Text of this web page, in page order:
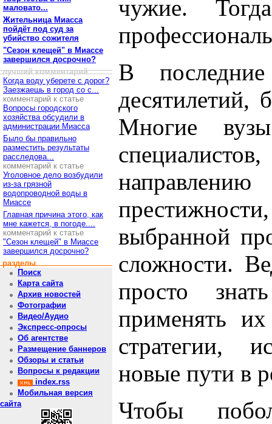
маловато...
Жительница Миасса
пойдёт под суд за
убийство сожителя
"Сезон клещей" в Миассе
завершился досрочно?
лучший комментарий
Когда воду уберете с дорог?
Заезжаешь в город со с...
комментарий к статье
Вопросы городского
хозяйства обсудили в
администрации Миасса
Было бы правильно
разместить результаты
расследова...
комментарий к статье
Уголовное дело возбудили
из-за грязной
водопроводной воды в
Миассе
Главная причина этого, как
мне кажется, в погоде....
комментарий к статье
"Сезон клещей" в Миассе
завершился досрочно?
разделы
Поиск
Карта сайта
Архив новостей
Фотографии
Видео/Аудио
Экспресс-опросы
Об агентстве
Размещение баннеров
Обзоры и статьи
Вопросы к редакции
index.rss
Мобильная версия
сайта
чужие.
В
десятилетий,
Многие
выбранной
сложности.
просто
применять их
стратегии,
новые пути в
Чтобы